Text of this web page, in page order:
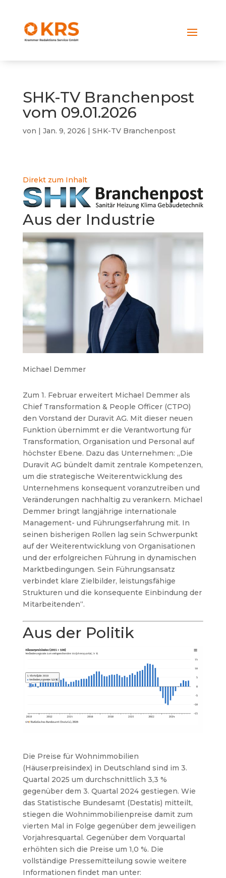
SHK-TV Branchenpost
vom 09.01.2026
von | Jan. 9, 2026 | SHK-TV Branchenpost
Direkt zum Inhalt
Aus der Industrie
Michael Demmer
Zum 1. Februar erweitert Michael Demmer als
Chief Transformation & People Officer (CTPO)
den Vorstand der Duravit AG. Mit dieser neuen
Funktion übernimmt er die Verantwortung für
Transformation, Organisation und Personal auf
höchster Ebene. Dazu das Unternehmen: „Die
Duravit AG bündelt damit zentrale Kompetenzen,
um die strategische Weiterentwicklung des
Unternehmens konsequent voranzutreiben und
Veränderungen nachhaltig zu verankern. Michael
Demmer bringt langjährige internationale
Management- und Führungserfahrung mit. In
seinen bisherigen Rollen lag sein Schwerpunkt
auf der Weiterentwicklung von Organisationen
und der erfolgreichen Führung in dynamischen
Marktbedingungen. Sein Führungsansatz
verbindet klare Zielbilder, leistungsfähige
Strukturen und die konsequente Einbindung der
Mitarbeitenden“.
Aus der Politik
Die Preise für Wohnimmobilien
(Häuserpreisindex) in Deutschland sind im 3.
Quartal 2025 um durchschnittlich 3,3 %
gegenüber dem 3. Quartal 2024 gestiegen. Wie
das Statistische Bundesamt (Destatis) mitteilt,
stiegen die Wohnimmobilienpreise damit zum
vierten Mal in Folge gegenüber dem jeweiligen
Vorjahresquartal. Gegenüber dem Vorquartal
erhöhten sich die Preise um 1,0 %. Die
vollständige Pressemitteilung sowie weitere
Informationen findet man unter: